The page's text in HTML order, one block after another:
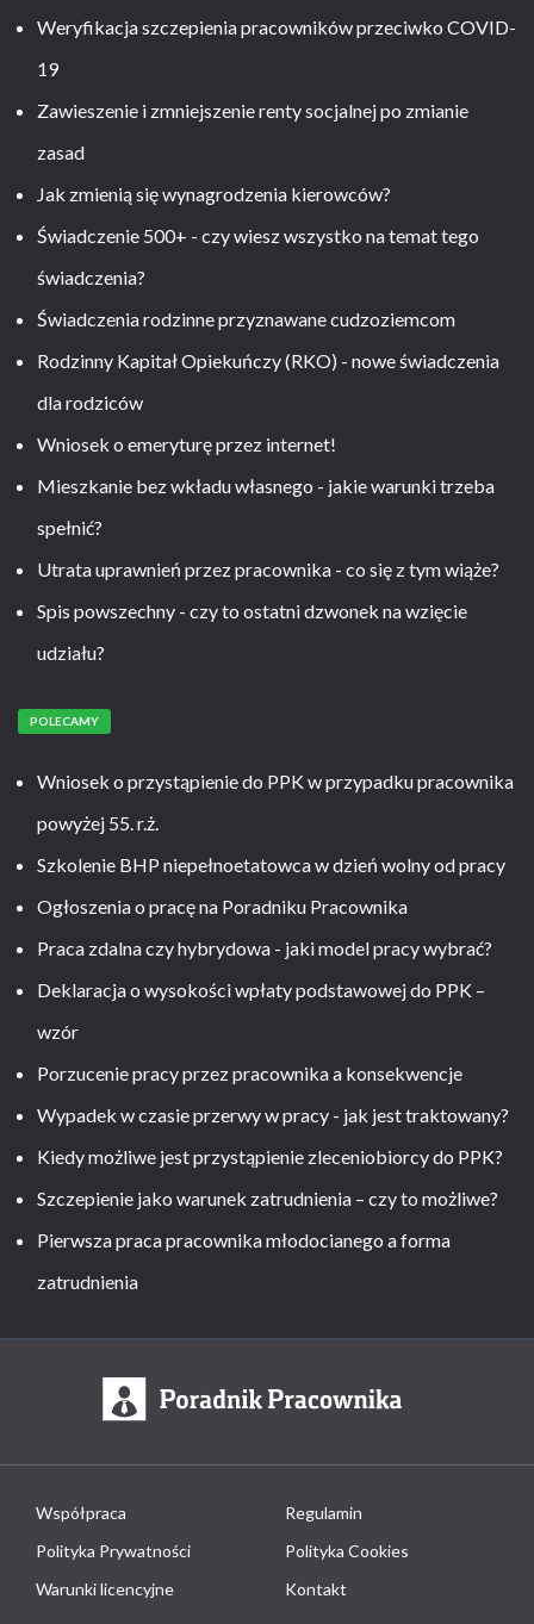
Weryfikacja szczepienia pracowników przeciwko COVID-
19
Zawieszenie i zmniejszenie renty socjalnej po zmianie
zasad
Jak zmienią się wynagrodzenia kierowców?
Świadczenie 500+ - czy wiesz wszystko na temat tego
świadczenia?
Świadczenia rodzinne przyznawane cudzoziemcom
Rodzinny Kapitał Opiekuńczy (RKO) - nowe świadczenia
dla rodziców
Wniosek o emeryturę przez internet!
Mieszkanie bez wkładu własnego - jakie warunki trzeba
spełnić?
Utrata uprawnień przez pracownika - co się z tym wiąże?
Spis powszechny - czy to ostatni dzwonek na wzięcie
udziału?
POLECAMY
Wniosek o przystąpienie do PPK w przypadku pracownika
powyżej 55. r.ż.
Szkolenie BHP niepełnoetatowca w dzień wolny od pracy
Ogłoszenia o pracę na Poradniku Pracownika
Praca zdalna czy hybrydowa - jaki model pracy wybrać?
Deklaracja o wysokości wpłaty podstawowej do PPK –
wzór
Porzucenie pracy przez pracownika a konsekwencje
Wypadek w czasie przerwy w pracy - jak jest traktowany?
Kiedy możliwe jest przystąpienie zleceniobiorcy do PPK?
Szczepienie jako warunek zatrudnienia – czy to możliwe?
Pierwsza praca pracownika młodocianego a forma
zatrudnienia
Współpraca
Regulamin
Polityka Prywatności
Polityka Cookies
Warunki licencyjne
Kontakt